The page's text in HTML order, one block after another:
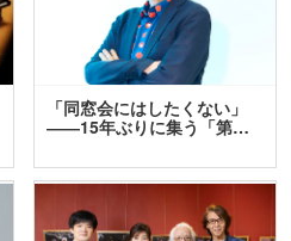
「同窓会にはしたくない」
――15年ぶりに集う「第…